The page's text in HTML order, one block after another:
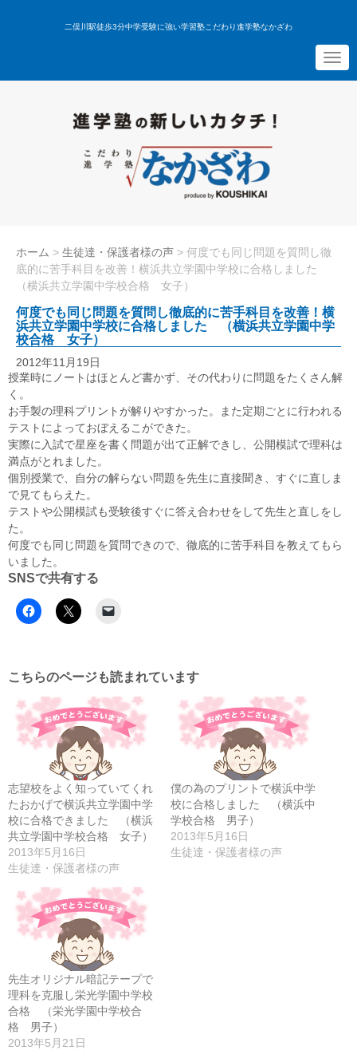
二俣川駅徒歩3分中学受験に強い学習塾こだわり進学塾なかざわ
N
a
v
ホーム > 生徒達・保護者様の声 > 何度でも同じ問題を質問し徹
底的に苦手科目を改善！横浜共立学園中学校に合格しました
（横浜共立学園中学校合格 女子）
何度でも同じ問題を質問し徹底的に苦手科目を改善！横
浜共立学園中学校に合格しました （横浜共立学園中学
校合格 女子）
2012年11月19日
授業時にノートはほとんど書かず、その代わりに問題をたくさん解
く。
お手製の理科プリントが解りやすかった。また定期ごとに行われる
テストによっておぼえるこができた。
実際に入試で星座を書く問題が出て正解できし、公開模試で理科は
満点がとれました。
個別授業で、自分の解らない問題を先生に直接聞き、すぐに直しま
で見てもらえた。
テストや公開模試も受験後すぐに答え合わせをして先生と直しをし
た。
何度でも同じ問題を質問できので、徹底的に苦手科目を教えてもら
いました。
SNSで共有する
こちらのページも読まれています
志望校をよく知っていてくれ
たおかげで横浜共立学園中学
校に合格できました （横浜
共立学園中学校合格 女子）
2013年5月16日
生徒達・保護者様の声
僕の為のプリントで横浜中学
校に合格しました （横浜中
学校合格 男子）
2013年5月16日
生徒達・保護者様の声
先生オリジナル暗記テープで
理科を克服し栄光学園中学校
合格 （栄光学園中学校合
格 男子）
2013年5月21日